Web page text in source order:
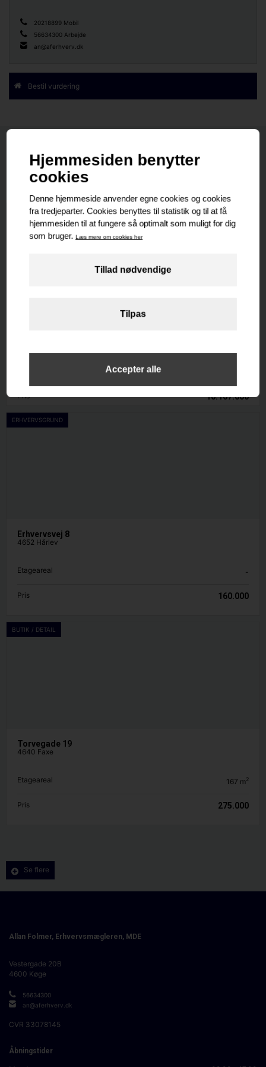
20218899 Mobil
56634300 Arbejde
an@aferhverv.dk
Bestil vurdering
Nyeste
PROJEKT EJENDOM
Pris 10.167.000
ERHVERVSGRUND
Erhvervsvej 8
4652 Hårlev
Etageareal -
Pris 160.000
BUTIK / DETAIL
Torvegade 19
4640 Faxe
Etageareal 167 m2
Pris 275.000
Se flere
Allan Folmer, Erhvervsmægleren, MDE
Vestergade 20B
4600 Køge
56634300
an@aferhverv.dk
CVR 33078145
Åbningstider